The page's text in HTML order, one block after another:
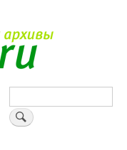
Поиск